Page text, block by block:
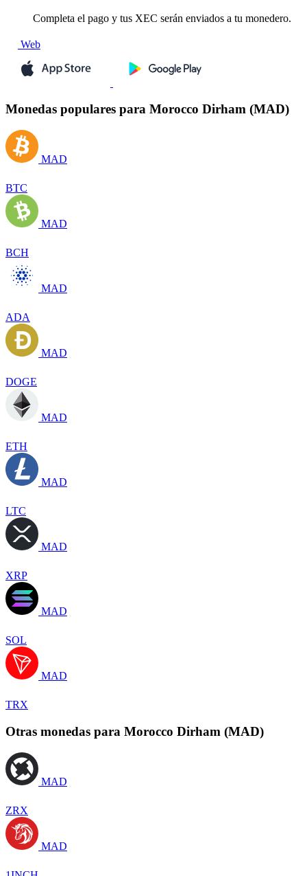
Completa el pago y tus XEC serán enviados a tu monedero.
Web
Monedas populares para Morocco Dirham (MAD)
MAD
BTC
MAD
BCH
MAD
ADA
MAD
DOGE
MAD
ETH
MAD
LTC
MAD
XRP
MAD
SOL
MAD
TRX
Otras monedas para Morocco Dirham (MAD)
MAD
ZRX
MAD